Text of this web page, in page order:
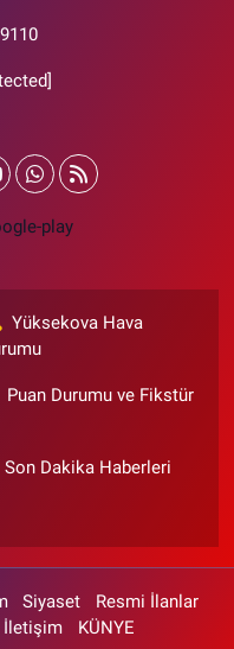
Yüksekova Hava
Puan Durumu ve Fikstür
Son Dakika Haberleri
Siyaset
Resmi İlanlar
İletişim KÜNYE